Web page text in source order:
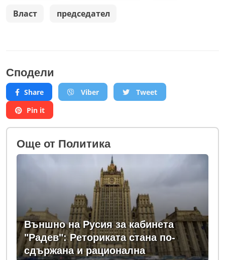
Власт председател
Сподели
Share Viber
Tweet
Pin it
Oще от Политика
Външно на Русия за кабинета
"Радев": Реториката стана по-
сдържана и рационална